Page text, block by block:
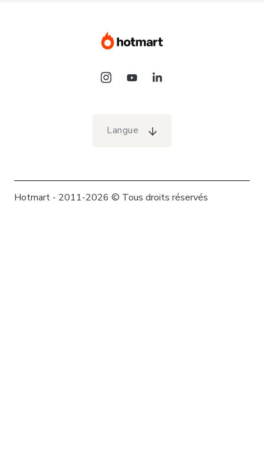
Langue
Hotmart - 2011-2026 © Tous droits réservés